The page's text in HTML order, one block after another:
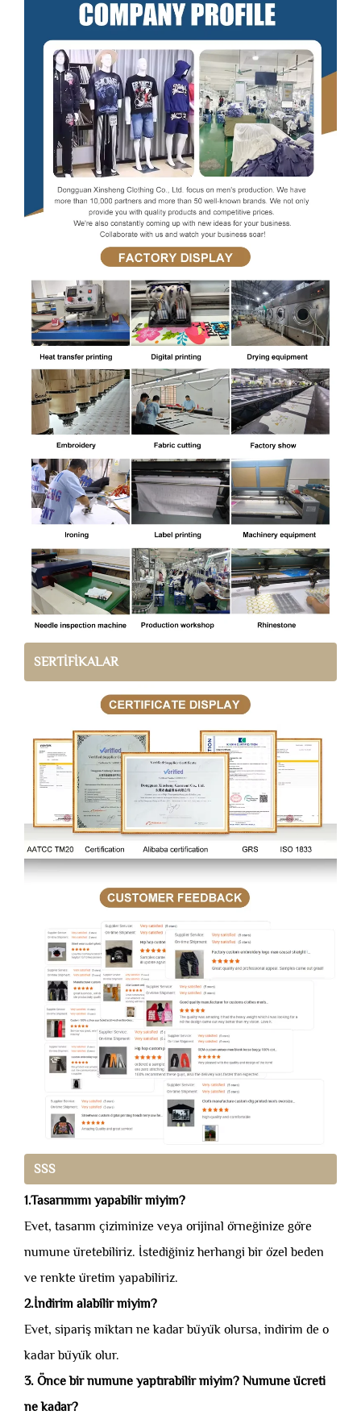
SERTİFİKALAR
SSS
1.Tasarımımı yapabilir miyim?
Evet, tasarım çiziminize veya orijinal örneğinize göre
numune üretebiliriz. İstediğiniz herhangi bir özel beden
ve renkte üretim yapabiliriz.
2.İndirim alabilir miyim?
Evet, sipariş miktarı ne kadar büyük olursa, indirim de o
kadar büyük olur.
3. Önce bir numune yaptırabilir miyim? Numune ücreti
ne kadar?